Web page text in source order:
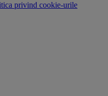
privind cookie-urile